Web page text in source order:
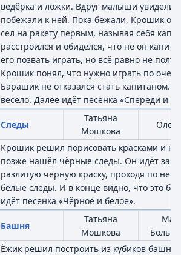
ведёрка и ложки. Вдруг малыши увидели
побежали к ней. Пока бежали, Крошик
сел на ракету первым, называя себя
расстроился и обиделся, что не он
его позвать играть, но всё равно не
Крошик понял, что нужно играть по
Барашик не отказался стать капитаном.
весело. Далее идёт песенка «Спереди и
Следы
Татьяна
Мошкова
Олег
Крошик решил порисовать красками и
позже нашёл чёрные следы. Он идёт за
разлитую чёрную краску, проходя по ней,
белые следы. И в конце видно, что это
идёт песенка «Чёрное и белое».
Башня
Татьяна
Мошкова
Ёжик решил построить из кубиков